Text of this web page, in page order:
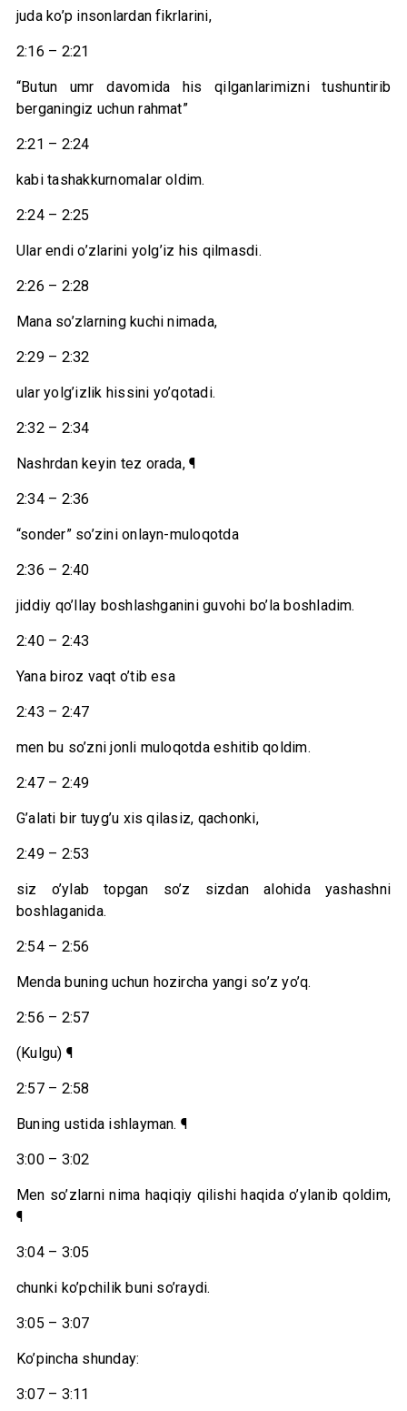
juda ko’p insonlardan fikrlarini,
2:16 – 2:21
“Butun umr davomida his qilganlarimizni tushuntirib
berganingiz uchun rahmat”
2:21 – 2:24
kabi tashakkurnomalar oldim.
2:24 – 2:25
Ular endi o’zlarini yolg’iz his qilmasdi.
2:26 – 2:28
Mana so’zlarning kuchi nimada,
2:29 – 2:32
ular yolg’izlik hissini yo’qotadi.
2:32 – 2:34
Nashrdan keyin tez orada, ¶
2:34 – 2:36
“sonder” so’zini onlayn-muloqotda
2:36 – 2:40
jiddiy qo’llay boshlashganini guvohi bo’la boshladim.
2:40 – 2:43
Yana biroz vaqt o’tib esa
2:43 – 2:47
men bu so’zni jonli muloqotda eshitib qoldim.
2:47 – 2:49
G’alati bir tuyg’u xis qilasiz, qachonki,
2:49 – 2:53
siz o’ylab topgan so’z sizdan alohida yashashni
boshlaganida.
2:54 – 2:56
Menda buning uchun hozircha yangi so’z yo’q.
2:56 – 2:57
(Kulgu) ¶
2:57 – 2:58
Buning ustida ishlayman. ¶
3:00 – 3:02
Men so’zlarni nima haqiqiy qilishi haqida o’ylanib qoldim,
¶
3:04 – 3:05
chunki ko’pchilik buni so’raydi.
3:05 – 3:07
Ko’pincha shunday:
3:07 – 3:11